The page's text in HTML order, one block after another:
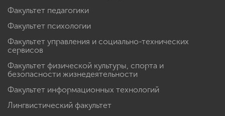
Факультет педагогики
Факультет психологии
Факультет управления и социально-технических
сервисов
Факультет физической культуры, спорта и
безопасности жизнедеятельности
Факультет информационных технологий
Лингвистический факультет